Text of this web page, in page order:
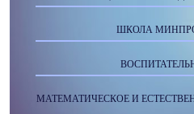
ШКОЛА
МАТЕМАТИЧЕСКОЕ И